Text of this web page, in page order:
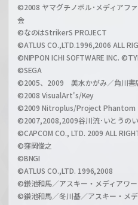
l
h
a
n
l
©2008 ヤマグチノボル･メディアフ
会
©なのはStrikerS PROJECT
©ATLUS CO.,LTD.1996,2006 ALL
©NIPPON ICHI SOFTWARE INC.
©SEGA
©2005、2009 美水かがみ／角川書
©2008 VisualArt's/Key
©2009 Nitroplus/Project Phantom
©2007,2008,2009谷川流･いとうの
©CAPCOM CO., LTD. 2009 ALL
©窪岡俊之
©BNGI
©ATLUS CO.,LTD. 1996,2008
©鎌池和馬／アスキー・メディアワー
©鎌池和馬／冬川基／アスキー・メ